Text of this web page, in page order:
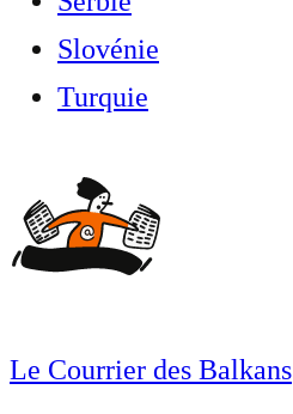
Slovénie
Turquie
Le Courrier des Balkans